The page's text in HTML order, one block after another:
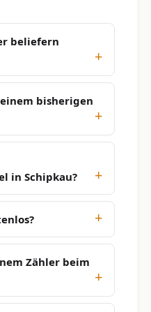
beliefern
bisherigen
in Schipkau?
Zähler beim